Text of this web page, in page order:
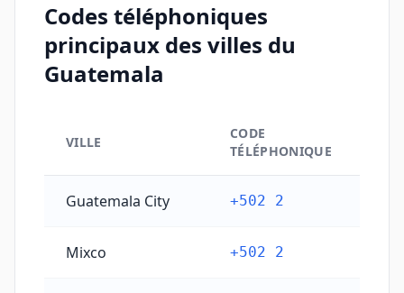
Codes téléphoniques
principaux des villes du
Guatemala
VILLE
CODE
TÉLÉPHONIQUE
Guatemala City +502 2
Mixco +502 2